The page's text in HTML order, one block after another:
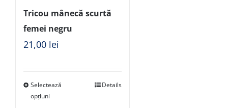
Tricou mânecă scurtă
femei negru
21,00 lei
Selectează
opțiuni
Details